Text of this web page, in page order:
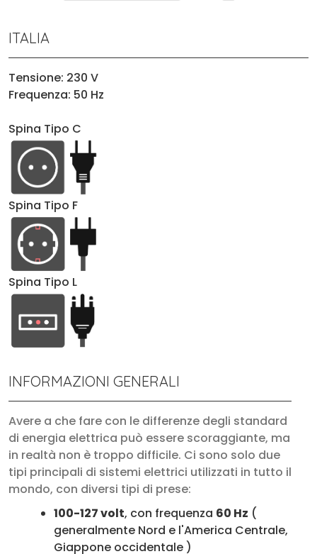
ITALIA
Tensione: 230 V
Frequenza: 50 Hz
Spina Tipo C
Spina Tipo F
Spina Tipo L
INFORMAZIONI GENERALI
Avere a che fare con le differenze degli standard
di energia elettrica può essere scoraggiante, ma
in realtà non è troppo difficile. Ci sono solo due
tipi principali di sistemi elettrici utilizzati in tutto il
mondo, con diversi tipi di prese:
100-127 volt, con frequenza 60 Hz (
generalmente Nord e l'America Centrale,
Giappone occidentale )